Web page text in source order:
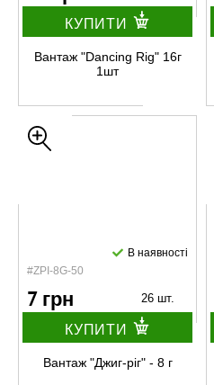
КУПИТИ
Вантаж "Dancing Rig" 16г
1шт
#ZPI-8G-50
В наявності
7 грн 26 шт.
КУПИТИ
Вантаж "Джиг-ріг" - 8 г